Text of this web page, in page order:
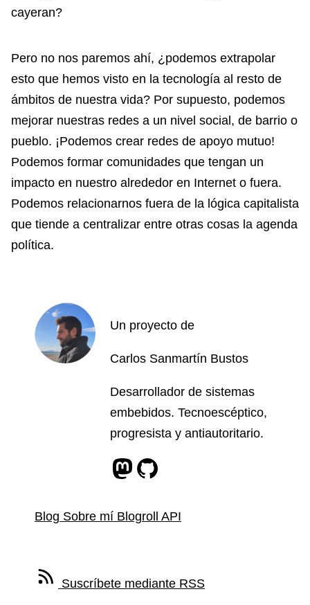
Un proyecto de
Carlos Sanmartín Bustos
Desarrollador de sistemas
embebidos. Tecnoescéptico,
progresista y antiautoritario.
Perfil de Mastodon
Perfil de Github
Blog Sobre mí Blogroll API
Feed RSS
Suscríbete mediante RSS
cayeran?
Pero no nos paremos ahí, ¿podemos extrapolar
esto que hemos visto en la tecnología al resto de
ámbitos de nuestra vida? Por supuesto, podemos
mejorar nuestras redes a un nivel social, de barrio o
pueblo. ¡Podemos crear redes de apoyo mutuo!
Podemos formar comunidades que tengan un
impacto en nuestro alrededor en Internet o fuera.
Podemos relacionarnos fuera de la lógica capitalista
que tiende a centralizar entre otras cosas la agenda
política.